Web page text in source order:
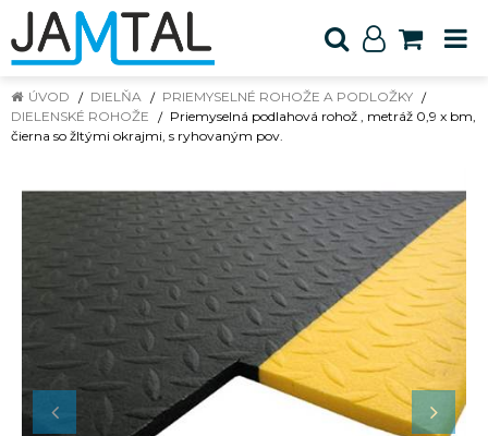
ÚVOD DIELŇA
PRIEMYSELNÉ ROHOŽE A PODLOŽKY
DIELENSKÉ ROHOŽE
Priemyselná podlahová rohož , metráž 0,9 x bm,
čierna so žltými okrajmi, s ryhovaným pov.